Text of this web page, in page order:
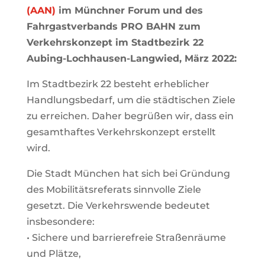
(AAN) im Münchner Forum und des
Fahrgastverbands PRO BAHN zum
Verkehrskonzept im Stadtbezirk 22
Aubing-Lochhausen-Langwied, März 2022:
Im Stadtbezirk 22 besteht erheblicher
Handlungsbedarf, um die städtischen Ziele
zu erreichen. Daher begrüßen wir, dass ein
gesamthaftes Verkehrskonzept erstellt
wird.
Die Stadt München hat sich bei Gründung
des Mobilitätsreferats sinnvolle Ziele
gesetzt. Die Verkehrswende bedeutet
insbesondere:
• Sichere und barrierefreie Straßenräume
und Plätze,